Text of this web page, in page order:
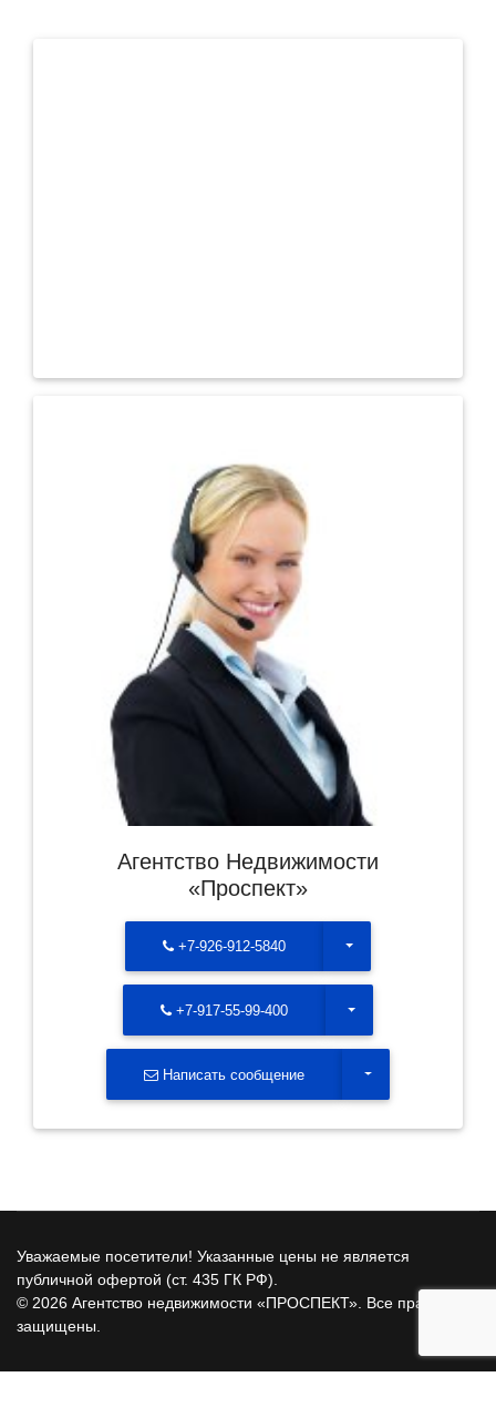
Агентство Недвижимости
«Проспект»
+7-926-912-5840 Toggle Dropdown
+7-917-55-99-400 Toggle Dropdown
Написать сообщение Toggle Dropdown
Уважаемые посетители! Указанные цены не является
публичной офертой (ст. 435 ГК РФ).
© 2026 Агентство недвижимости «ПРОСПЕКТ». Все права
защищены.